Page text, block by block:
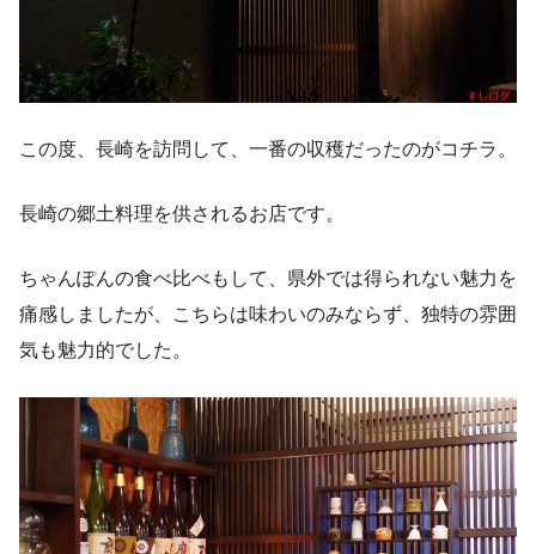
この度、長崎を訪問して、一番の収穫だったのがコチラ。
長崎の郷土料理を供されるお店です。
ちゃんぽんの食べ比べもして、県外では得られない魅力を
痛感しましたが、こちらは味わいのみならず、独特の雰囲
気も魅力的でした。